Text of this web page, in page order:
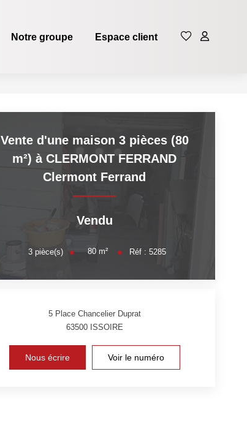
Notre groupe Espace client
Vente d'une maison 3 pièces (80
m²) à CLERMONT FERRAND
Clermont Ferrand
Vendu
3 pièce(s) 80 m² Réf : 5285
5 Place Chancelier Duprat
63500 ISSOIRE
Nous écrire Voir le numéro